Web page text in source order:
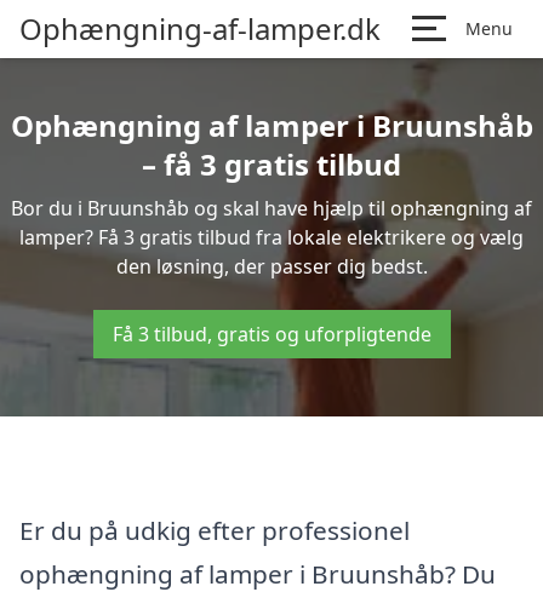
Ophængning-af-lamper.dk Menu
Ophængning af lamper i Bruunshåb
– få 3 gratis tilbud
Bor du i Bruunshåb og skal have hjælp til ophængning af
lamper? Få 3 gratis tilbud fra lokale elektrikere og vælg
den løsning, der passer dig bedst.
Få 3 tilbud, gratis og uforpligtende
Er du på udkig efter professionel
ophængning af lamper i Bruunshåb? Du